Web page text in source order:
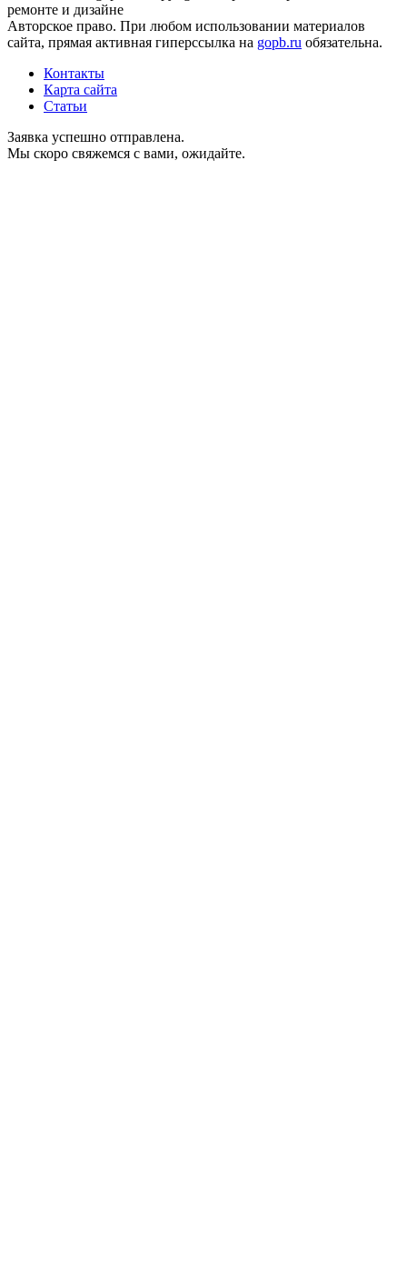
ремонте и дизайне
Авторское право. При любом использовании материалов
сайта, прямая активная гиперссылка на gopb.ru обязательна.
Контакты
Карта сайта
Статьи
Заявка успешно отправлена.
Мы скоро свяжемся с вами, ожидайте.